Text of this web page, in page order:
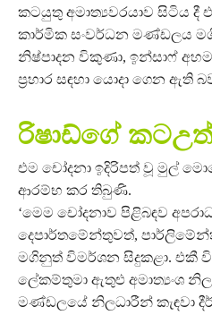
කටයුතු අමාත්‍යවරයාව සිටිය දී
කාර්මික සංවර්ධන මණ්ඩලය
නිෂ්පාදන විකුණා, ඉන්සාෆ්
ප්‍රහාර සඳහා යොදා ගෙන ඇති
රිෂාඩ්ගේ
එම චෝදනා ඉදිරිපත් වූ මුල්
ආරම්භ කර තිබුණි.
‘මෙම චෝදනාව පිළිබඳව
දෙපාර්තමේන්තුවත්,
මගිනුත් විමර්ශන සිදුකළා. එකී
ලේකම්තුමා ඇතුළු අමාත්‍යංශ
මණ්ඩලයේ නිලධාරීන් කැඳවා